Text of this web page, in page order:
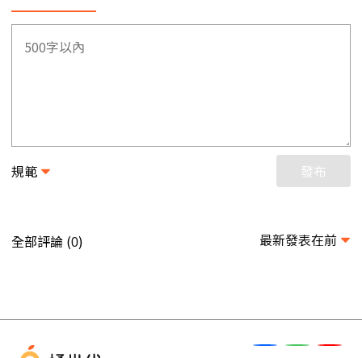
規範 發布
全部評論 (0) 最新發表在前